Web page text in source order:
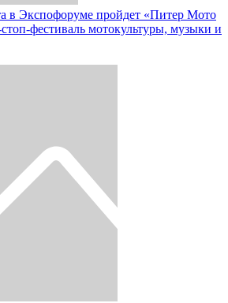
в Экспофоруме пройдет «Питер Мото
фестиваль мотокультуры, музыки и